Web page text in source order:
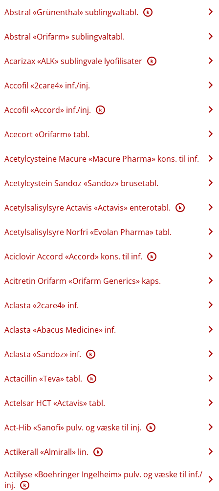
Abstral «Grünenthal» sublingvaltabl. K
Abstral «Orifarm» sublingvaltabl.
Acarizax «ALK» sublingvale lyofilisater K
Accofil «2care4» inf.​/​inj.
Accofil «Accord» inf.​/​inj. K
Acecort «Orifarm» tabl.
Acetylcysteine Macure «Macure Pharma» kons. til inf.
Acetylcystein Sandoz «Sandoz» brusetabl.
Acetylsalisylsyre Actavis «Actavis» enterotabl. K
Acetylsalisylsyre Norfri «Evolan Pharma» tabl.
Aciclovir Accord «Accord» kons. til inf. K
Acitretin Orifarm «Orifarm Generics» kaps.
Aclasta «2care4» inf.
Aclasta «Abacus Medicine» inf.
Aclasta «Sandoz» inf. K
Actacillin «Teva» tabl. K
Actelsar HCT «Actavis» tabl.
Act-Hib «Sanofi» pulv. og væske til inj. K
Actikerall «Almirall» lin. K
Actilyse «Boehringer Ingelheim» pulv. og væske til inf.​/​
inj. K